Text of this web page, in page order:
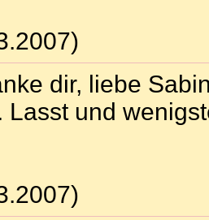
dir, liebe
Lasst und